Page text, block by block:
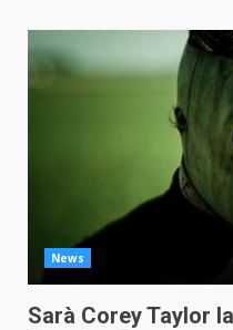
News
Sarà Corey Taylor